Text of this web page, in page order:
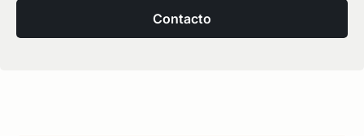
Contacto